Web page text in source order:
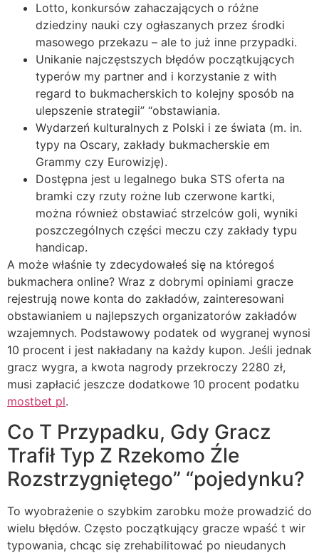
Lotto, konkursów zahaczających o różne
dziedziny nauki czy ogłaszanych przez środki
masowego przekazu – ale to już inne przypadki.
Unikanie najczęstszych błędów początkujących
typerów my partner and i korzystanie z with
regard to bukmacherskich to kolejny sposób na
ulepszenie strategii” “obstawiania.
Wydarzeń kulturalnych z Polski i ze świata (m. in.
typy na Oscary, zakłady bukmacherskie em
Grammy czy Eurowizję).
Dostępna jest u legalnego buka STS oferta na
bramki czy rzuty rożne lub czerwone kartki,
można również obstawiać strzelców goli, wyniki
poszczególnych części meczu czy zakłady typu
handicap.
A może właśnie ty zdecydowałeś się na któregoś
bukmachera online? Wraz z dobrymi opiniami gracze
rejestrują nowe konta do zakładów, zainteresowani
obstawianiem u najlepszych organizatorów zakładów
wzajemnych. Podstawowy podatek od wygranej wynosi
10 procent i jest nakładany na każdy kupon. Jeśli jednak
gracz wygra, a kwota nagrody przekroczy 2280 zł,
musi zapłacić jeszcze dodatkowe 10 procent podatku
mostbet pl.
Co T Przypadku, Gdy Gracz
Trafił Typ Z Rzekomo Źle
Rozstrzygniętego” “pojedynku?
To wyobrażenie o szybkim zarobku może prowadzić do
wielu błędów. Często początkujący gracze wpaść t wir
typowania, chcąc się zrehabilitować po nieudanych